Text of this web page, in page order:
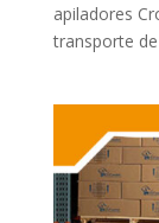
apiladores
transporte de